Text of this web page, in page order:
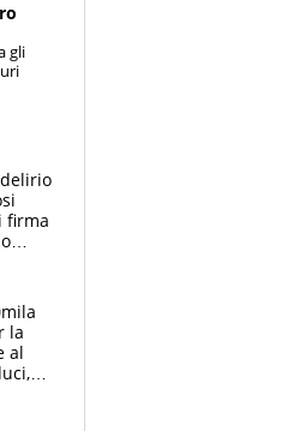
gli
firma
la
al